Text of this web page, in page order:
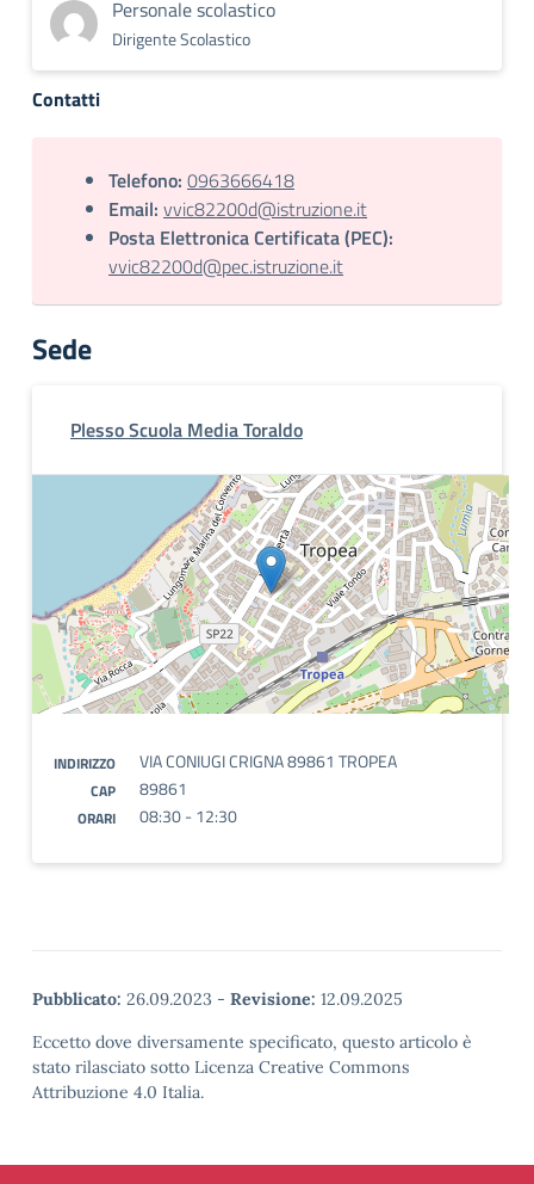
Personale scolastico
Dirigente Scolastico
Contatti
Telefono: 0963666418
Email: vvic82200d@istruzione.it
Posta Elettronica Certificata (PEC):
vvic82200d@pec.istruzione.it
Sede
Plesso Scuola Media Toraldo
INDIRIZZO VIA CONIUGI CRIGNA 89861 TROPEA
CAP 89861
ORARI 08:30 - 12:30
Pubblicato: 26.09.2023 - Revisione: 12.09.2025
Eccetto dove diversamente specificato, questo articolo è
stato rilasciato sotto Licenza Creative Commons
Attribuzione 4.0 Italia.